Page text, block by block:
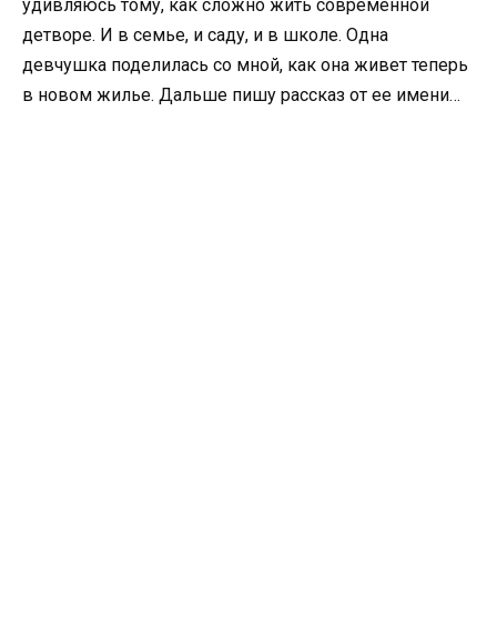
удивляюсь тому, как сложно жить современной
детворе. И в семье, и саду, и в школе. Одна
девчушка поделилась со мной, как она живет теперь
в новом жилье. Дальше пишу рассказ от ее имени…